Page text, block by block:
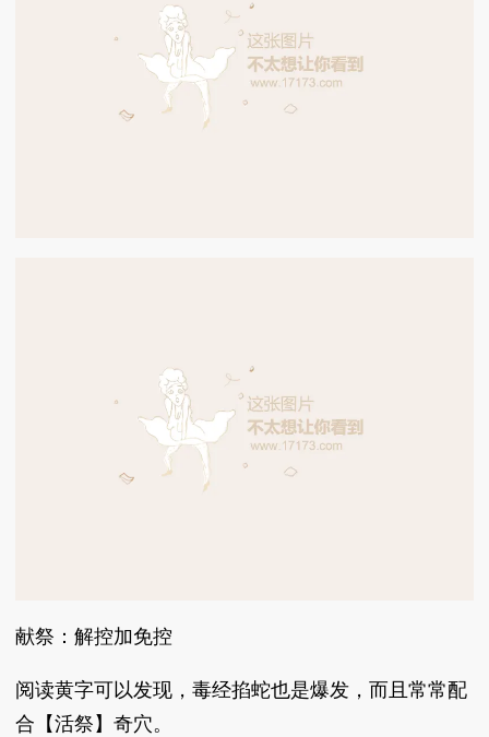
献祭：解控加免控
阅读黄字可以发现，毒经掐蛇也是爆发，而且常常配
合【活祭】奇穴。